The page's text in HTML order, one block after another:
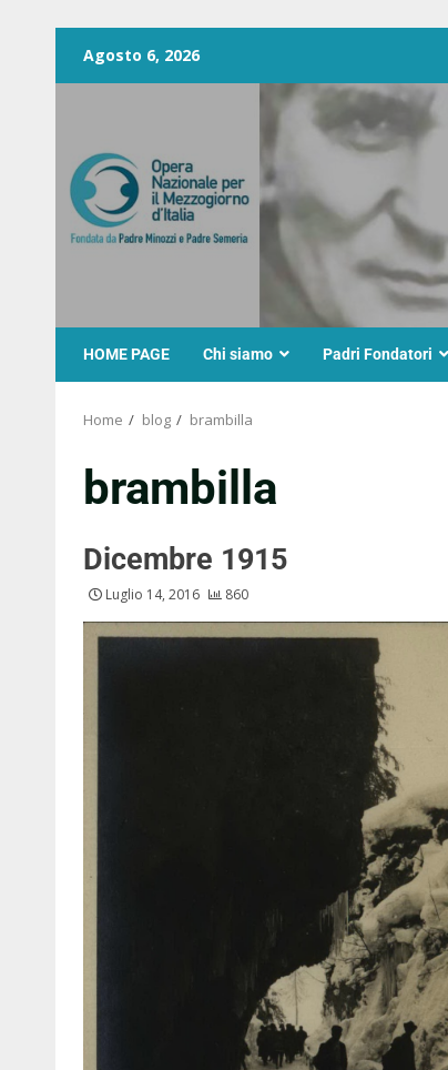
Agosto 6, 2026
HOME PAGE Chi siamo Padri Fondatori
Home blog brambilla
brambilla
Dicembre 1915
Luglio 14, 2016 860